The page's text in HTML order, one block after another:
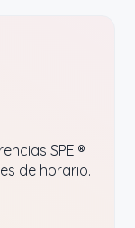
SPEI®
de horario.